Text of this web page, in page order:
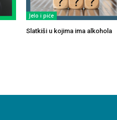
Jelo i piće
Slatkiši u kojima ima alkohola